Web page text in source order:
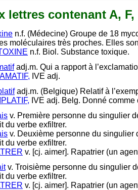
lettres contenant A, F,
n.f. (Médecine) Groupe de 18
moléculaires très proches. Elles
n.f. Biol. Substance toxique.
adj.m. Qui a rapport à
IVE adj.
adj.m. (Belgique) Relatif à
IVE adj. Belg. Donné comme
v. Première personne du singulier
du verbe exfiltrer.
v. Deuxième personne du singulier
du verbe exfiltrer.
v. [cj. aimer]. Rapatrier (un
v. Troisième personne du singulier
du verbe exfiltrer.
v. [cj. aimer]. Rapatrier (un